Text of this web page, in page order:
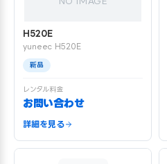
H520E
yuneec H520E
新品
レンタル料金
お問い合わせ
詳細を見る